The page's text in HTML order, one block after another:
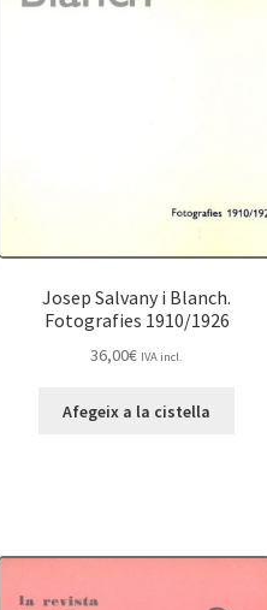
Josep Salvany i Blanch.
Fotografies 1910/1926
36,00€ IVA incl.
Afegeix a la cistella